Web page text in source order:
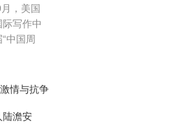
，美国
写作中
中国周
情与抗争
澹安